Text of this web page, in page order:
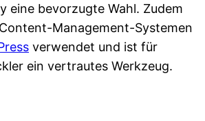
eine bevorzugte Wahl. Zudem
Management-Systemen
verwendet und ist für
ein vertrautes Werkzeug.